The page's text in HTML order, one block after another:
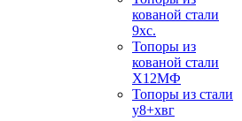
кованой стали
9хс.
Топоры из
кованой стали
Х12МФ
Топоры из стали
у8+хвг